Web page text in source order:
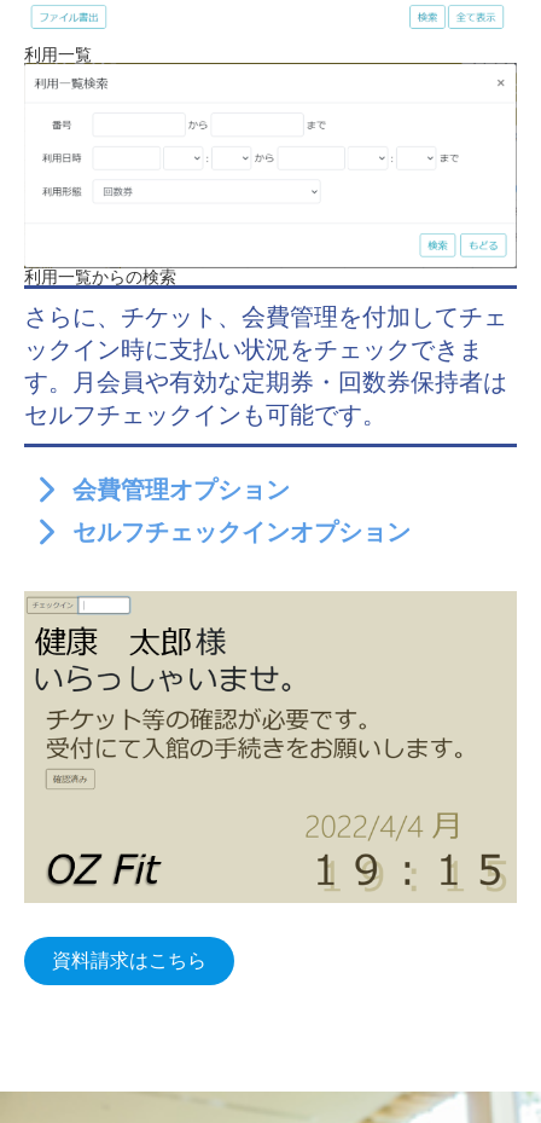
利用一覧
利用一覧からの検索
さらに、チケット、会費管理を付加してチェ
ックイン時に支払い状況をチェックできま
す。月会員や有効な定期券・回数券保持者は
セルフチェックインも可能です。
会費管理オプション
セルフチェックインオプション
資料請求はこちら